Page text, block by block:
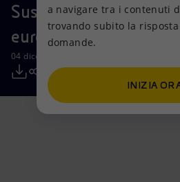
Mission e valori
Persone e Partnership
Net Zero
Modello satellitare
Diversificazione energetica
Tecnologie per la transizione
Collaborazioni per l'innovazione
Attività nel mondo
Casa
Imprese
Mobilità
Sustainability-Linked
euro
04 dicembre 2023 - 10:30 CET
a navigare tra i contenuti
trovando subito la
domande.
INIZIA